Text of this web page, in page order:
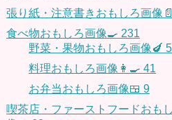
張り紙・注意書きおもしろ画像📄
食べ物おもしろ画像🍳 231
野菜・果物おもしろ画像🍆
料理おもしろ画像👩‍🍳 41
お弁当おもしろ画像🍱 9
喫茶店・ファーストフードおも